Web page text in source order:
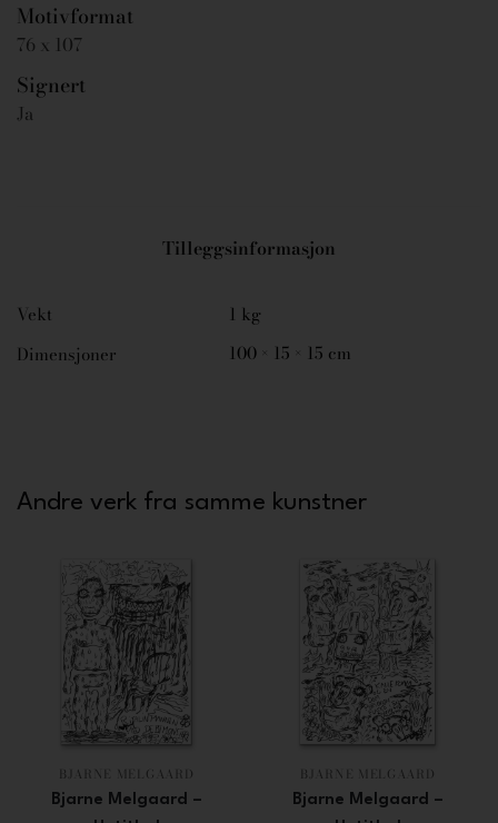
Motivformat
76 x 107
Signert
Ja
Tilleggsinformasjon
Vekt
1 kg
Dimensjoner
100 × 15 × 15 cm
Andre verk fra samme kunstner
BJARNE MELGAARD
Bjarne Melgaard –
BJARNE MELGAARD
Bjarne Melgaard –